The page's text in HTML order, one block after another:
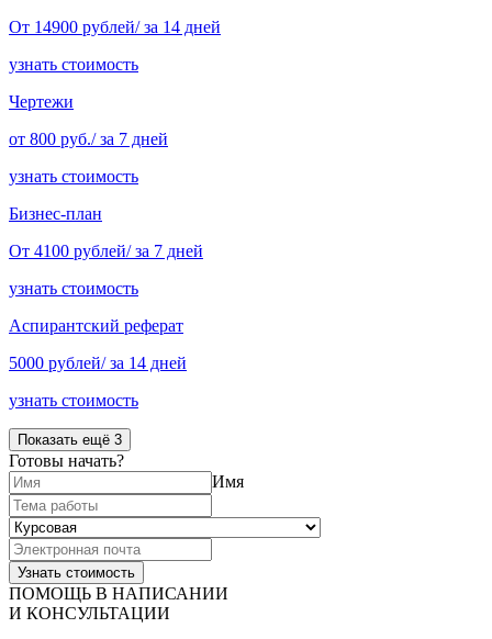
От 14900 рублей/ за 14 дней
узнать стоимость
Чертежи
от 800 руб./ за 7 дней
узнать стоимость
Бизнес-план
От 4100 рублей/ за 7 дней
узнать стоимость
Аспирантский реферат
5000 рублей/ за 14 дней
узнать стоимость
Показать ещё 3
Готовы начать?
Имя
ПОМОЩЬ В НАПИСАНИИ
И КОНСУЛЬТАЦИИ